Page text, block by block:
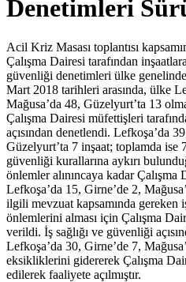
Denetimleri
Acil Kriz Masası toplantısı
Çalışma Dairesi tarafından
güvenliği denetimleri ülke
Mart 2018 tarihleri arasında, ülke
Mağusa’da 48, Güzelyurt’ta 13
Çalışma Dairesi müfettişleri
açısından denetlendi. Lefkoşa’da
Güzelyurt’ta 7 inşaat; toplamda ise
güvenliği kurallarına aykırı
önlemler alınıncaya kadar
Lefkoşa’da 15, Girne’de 2,
ilgili mevzuat kapsamında gereken
önlemlerini alması için Çalışma
verildi. İş sağlığı ve güvenliği
Lefkoşa’da 30, Girne’de 7,
eksikliklerini gidererek Çalışma
edilerek faaliyete açılmıştır.